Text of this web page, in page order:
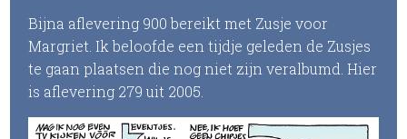
Bijna aflevering 900 bereikt met Zusje voor
Margriet. Ik beloofde een tijdje geleden de Zusjes
te gaan plaatsen die nog niet zijn veralbumd. Hier
is aflevering 279 uit 2005.